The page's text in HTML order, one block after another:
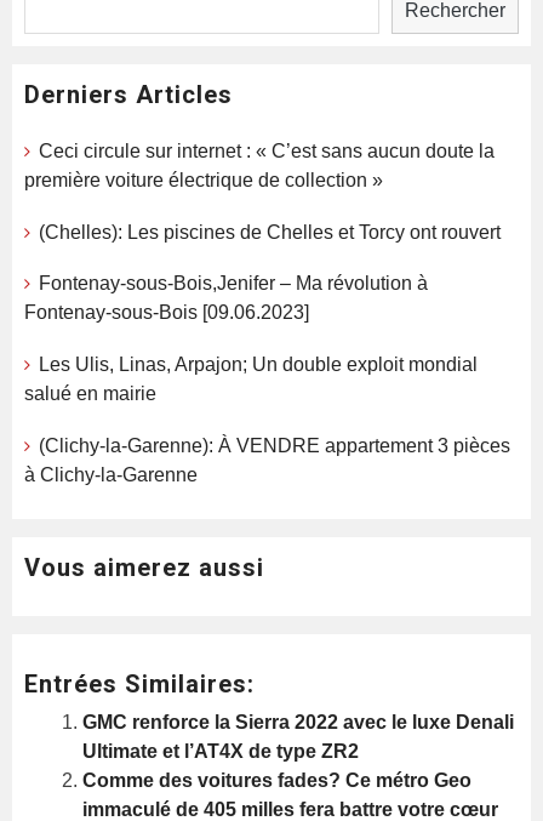
Rechercher
Derniers Articles
Ceci circule sur internet : « C’est sans aucun doute la
première voiture électrique de collection »
(Chelles): Les piscines de Chelles et Torcy ont rouvert
Fontenay-sous-Bois,Jenifer – Ma révolution à
Fontenay-sous-Bois [09.06.2023]
Les Ulis, Linas, Arpajon; Un double exploit mondial
salué en mairie
(Clichy-la-Garenne): À VENDRE appartement 3 pièces
à Clichy-la-Garenne
Vous aimerez aussi
Entrées Similaires:
GMC renforce la Sierra 2022 avec le luxe Denali
Ultimate et l’AT4X de type ZR2
Comme des voitures fades? Ce métro Geo
immaculé de 405 milles fera battre votre cœur